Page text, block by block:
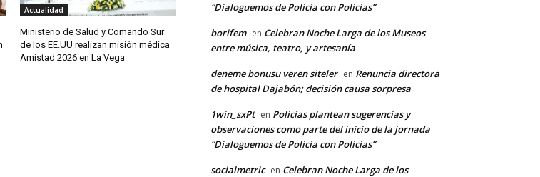
Actualidad
Ministerio de Salud y Comando Sur
de los EE.UU realizan misión médica
Amistad 2026 en La Vega
“Dialoguemos de Policía con Policías”
borifem en Celebran Noche Larga de los Museos
entre música, teatro, y artesanía
deneme bonusu veren siteler en Renuncia directora
de hospital Dajabón; decisión causa sorpresa
1win_sxPt en Policías plantean sugerencias y
observaciones como parte del inicio de la jornada
“Dialoguemos de Policía con Policías”
socialmetric en Celebran Noche Larga de los